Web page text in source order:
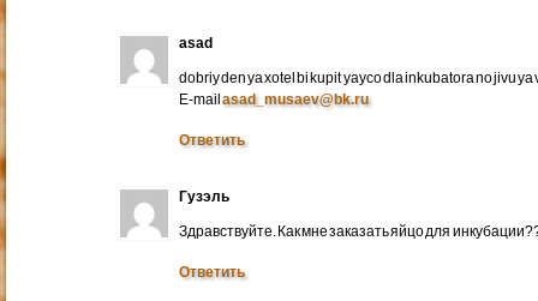
asad
dobriy den ya xotel bi kupit yayco dla inkubatora no jivu ya
E-mailasad_musaev@bk.ru
Ответить
Гузэль
Здравствуйте. Как мне заказать яйцо для
Ответить